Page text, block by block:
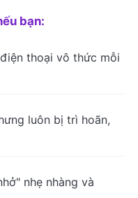
bạn:
thoại vô thức mỗi
luôn bị trì hoãn,
nhẹ nhàng và